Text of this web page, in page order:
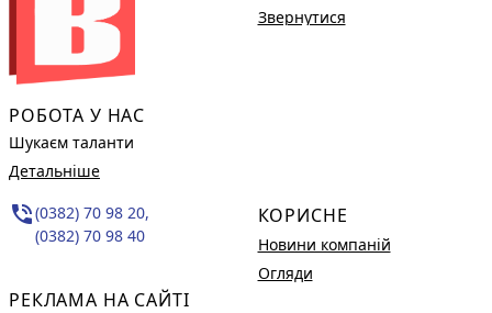
РОБОТА У НАС
Шукаєм таланти
Детальніше
phone_in_talk(0382) 70 98 20,
(0382) 70 98 40
РЕКЛАМА НА САЙТІ
Звернутися
КОРИСНЕ
Новини компаній
Огляди